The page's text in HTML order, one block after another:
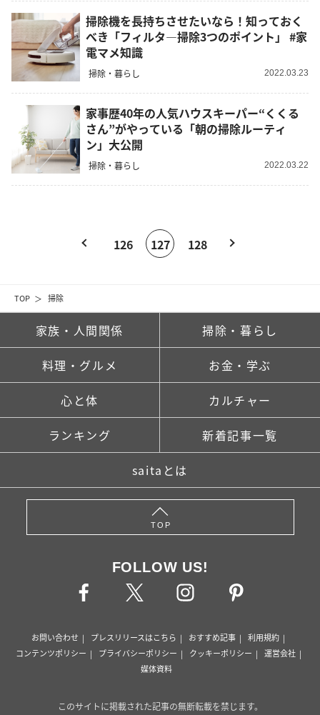
TOP 掃除
掃除機を長持ちさせたいなら！知っておく
べき「フィルタ―掃除3つのポイント」 #家
電マメ知識
掃除・暮らし 2022.03.23
家事歴40年の人気ハウスキーパー“くくる
さん”がやっている「朝の掃除ルーティ
ン」大公開
掃除・暮らし 2022.03.22
126 127 128
家族・人間関係 掃除・暮らし
料理・グルメ お金・学ぶ
心と体 カルチャー
ランキング 新着記事一覧
saitaとは
TOP
FOLLOW US!
お問い合わせ プレスリリースはこちら おすすめ記事
利用規約
コンテンツポリシー
プライバシーポリシー クッキーポリシー
運営会社
媒体資料
このサイトに掲載された記事の無断転載を禁じます。